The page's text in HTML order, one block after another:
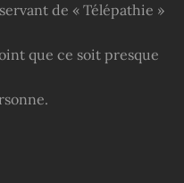
de « Télépathie »
que ce soit presque